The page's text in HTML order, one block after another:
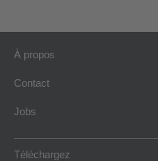
À propos
Contact
Jobs
Téléchargez